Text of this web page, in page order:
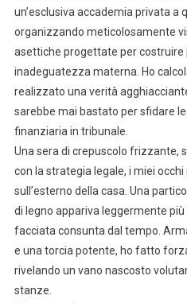
un’esclusiva accademia privata a
organizzando meticolosamente
asettiche progettate per
inadeguatezza materna. Ho
realizzato una verità
sarebbe mai bastato per sfidare
finanziaria in tribunale.
Una sera di crepuscolo frizzante,
con la strategia legale, i miei
sull’esterno della casa. Una
di legno appariva leggermente
facciata consunta dal tempo.
e una torcia potente, ho fatto
rivelando un vano nascosto
stanze.